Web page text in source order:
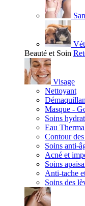
Beauté et Soin
Visage
Nettoyant
Masque -
Soins
Eau
Contour
Soins anti-
Acné et
Soins
Anti-tache
Soins des